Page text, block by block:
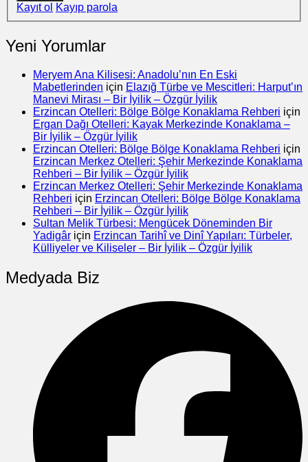
Kayıt ol Kayıp parola
Yeni Yorumlar
Meryem Ana Kilisesi: Anadolu’nın En Eski
Mabetlerinden için Elazığ Türbe ve Mescitleri: Harput’ın
Manevi Mirası – Bir İyilik – Özgür İyilik
Erzincan Otelleri: Bölge Bölge Konaklama Rehberi için
Ergan Dağı Otelleri: Kayak Merkezinde Konaklama –
Bir İyilik – Özgür İyilik
Erzincan Otelleri: Bölge Bölge Konaklama Rehberi için
Erzincan Merkez Otelleri: Şehir Merkezinde Konaklama
Rehberi – Bir İyilik – Özgür İyilik
Erzincan Merkez Otelleri: Şehir Merkezinde Konaklama
Rehberi için Erzincan Otelleri: Bölge Bölge Konaklama
Rehberi – Bir İyilik – Özgür İyilik
Sultan Melik Türbesi: Mengücek Döneminden Bir
Yadigâr için Erzincan Tarihî ve Dinî Yapıları: Türbeler,
Külliyeler ve Kiliseler – Bir İyilik – Özgür İyilik
Medyada Biz